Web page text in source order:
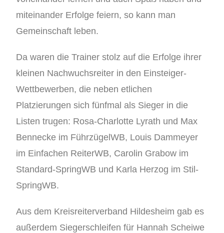
miteinander Erfolge feiern, so kann man
Gemeinschaft leben.
Da waren die Trainer stolz auf die Erfolge ihrer
kleinen Nachwuchsreiter in den Einsteiger-
Wettbewerben, die neben etlichen
Platzierungen sich fünfmal als Sieger in die
Listen trugen: Rosa-Charlotte Lyrath und Max
Bennecke im FührzügelWB, Louis Dammeyer
im Einfachen ReiterWB, Carolin Grabow im
Standard-SpringWB und Karla Herzog im Stil-
SpringWB.
Aus dem Kreisreiterverband Hildesheim gab es
außerdem Siegerschleifen für Hannah Scheiwe